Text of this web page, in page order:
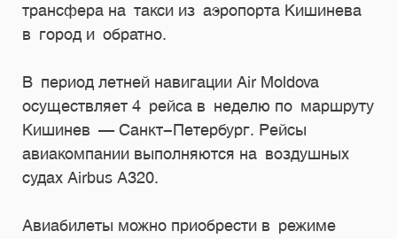
трансфера на такси из аэропорта Кишинева
в город и обратно.
В период летней навигации Air Moldova
осуществляет 4 рейса в неделю по маршруту
Кишинев — Санкт-Петербург. Рейсы
авиакомпании выполняются на воздушных
судах Airbus A320.
Авиабилеты можно приобрести в режиме